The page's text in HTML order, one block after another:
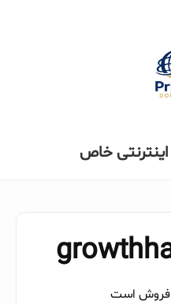
خاص
فروش است